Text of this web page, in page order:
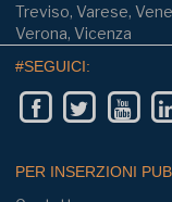
Treviso, Varese,
Verona, Vicenza
#SEGUICI:
PER INSERZIONI